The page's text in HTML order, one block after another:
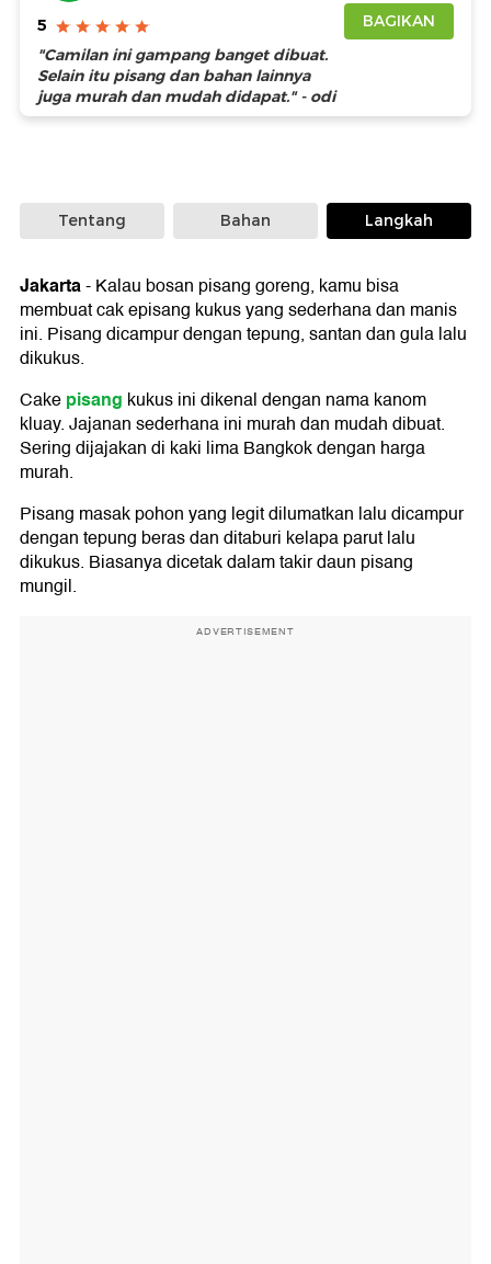
5
"Camilan ini gampang banget dibuat.
Selain itu pisang dan bahan lainnya
juga murah dan mudah didapat." - odi
BAGIKAN
Tentang Bahan Langkah
Jakarta-Kalau bosan pisang goreng, kamu bisa
membuat cak episang kukus yang sederhana dan manis
ini. Pisang dicampur dengan tepung, santan dan gula lalu
dikukus.
Cakepisang kukus ini dikenal dengan nama kanom
kluay. Jajanan sederhana ini murah dan mudah dibuat.
Sering dijajakan di kaki lima Bangkok dengan harga
murah.
Pisang masak pohon yang legit dilumatkan lalu dicampur
dengan tepung beras dan ditaburi kelapa parut lalu
dikukus. Biasanya dicetak dalam takir daun pisang
mungil.
ADVERTISEMENT